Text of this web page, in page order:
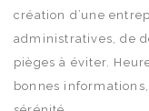
création d’une
administratives, de
pièges à éviter.
bonnes